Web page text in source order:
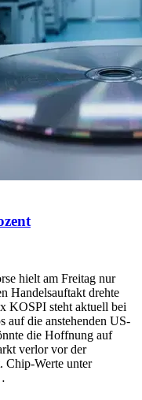
hielt am Freitag nur
Handelsauftakt drehte
KOSPI steht aktuell bei
auf die anstehenden US-
die Hoffnung auf
verlor vor der
Chip-Werte unter